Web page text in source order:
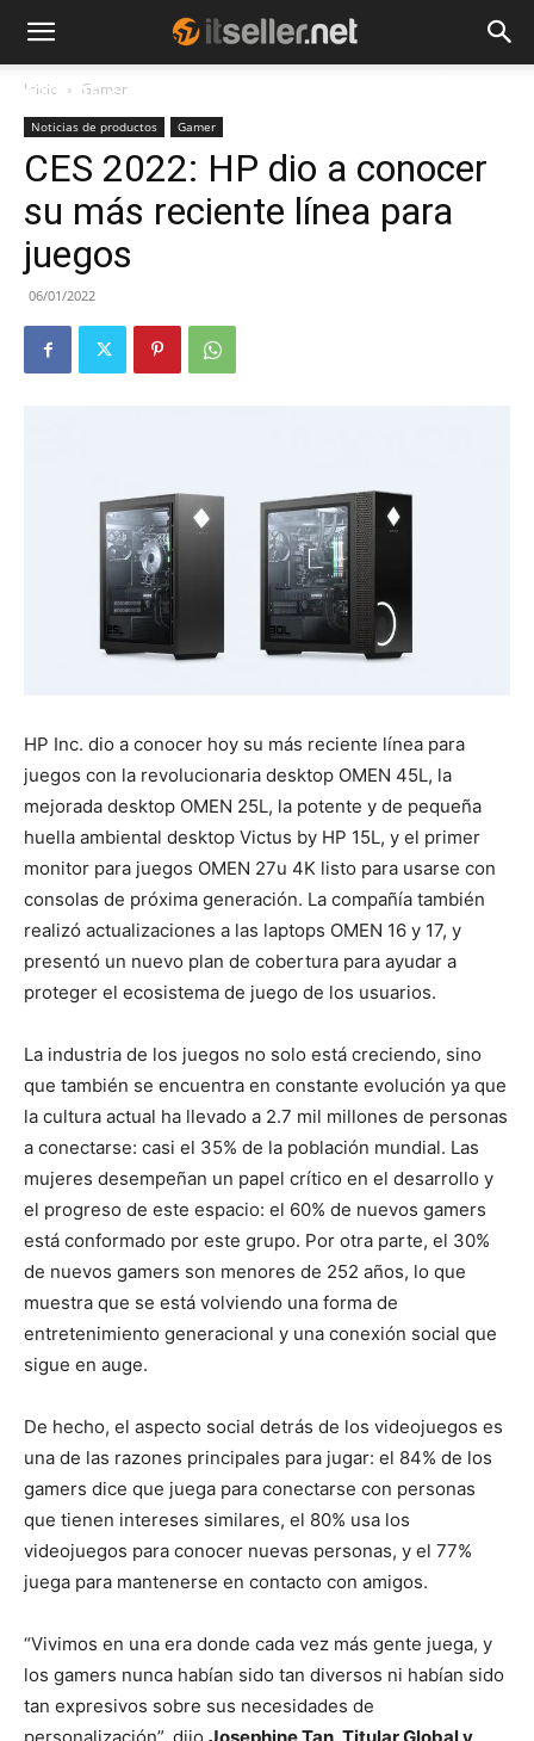
NOTICIAS
Inicio Gamer
Noticias de productos Gamer
CES 2022: HP dio a conocer
su más reciente línea para
juegos
06/01/2022
HP Inc. dio a conocer hoy su más reciente línea para
juegos con la revolucionaria desktop OMEN 45L, la
mejorada desktop OMEN 25L, la potente y de pequeña
huella ambiental desktop Victus by HP 15L, y el primer
monitor para juegos OMEN 27u 4K listo para usarse con
consolas de próxima generación. La compañía también
realizó actualizaciones a las laptops OMEN 16 y 17, y
presentó un nuevo plan de cobertura para ayudar a
proteger el ecosistema de juego de los usuarios.
La industria de los juegos no solo está creciendo, sino
que también se encuentra en constante evolución ya que
la cultura actual ha llevado a 2.7 mil millones de personas
a conectarse: casi el 35% de la población mundial. Las
mujeres desempeñan un papel crítico en el desarrollo y
el progreso de este espacio: el 60% de nuevos gamers
está conformado por este grupo. Por otra parte, el 30%
de nuevos gamers son menores de 252 años, lo que
muestra que se está volviendo una forma de
entretenimiento generacional y una conexión social que
sigue en auge.
De hecho, el aspecto social detrás de los videojuegos es
una de las razones principales para jugar: el 84% de los
gamers dice que juega para conectarse con personas
que tienen intereses similares, el 80% usa los
videojuegos para conocer nuevas personas, y el 77%
juega para mantenerse en contacto con amigos.
“Vivimos en una era donde cada vez más gente juega, y
los gamers nunca habían sido tan diversos ni habían sido
tan expresivos sobre sus necesidades de